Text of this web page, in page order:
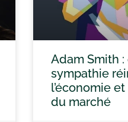
Adam Smith
sympathie
l’économie
du marché